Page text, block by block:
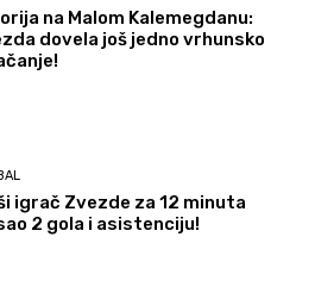
na Malom Kalemegdanu:
dovela još jedno vrhunsko
igrač Zvezde za 12 minuta
2 gola i asistenciju!